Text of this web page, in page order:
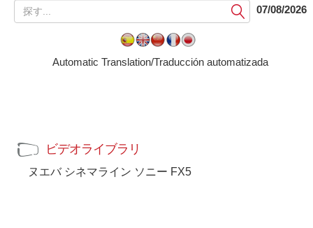
提
出
07/08/2026
Automatic Translation/Traducción automatizada
ビデオライブラリ
ヌエバ シネマライン ソニー FX5